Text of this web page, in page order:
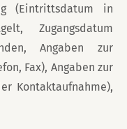
(Eintrittsdatum in
Zugangsdatum
Angaben zur
Fax), Angaben zur
Kontaktaufnahme),